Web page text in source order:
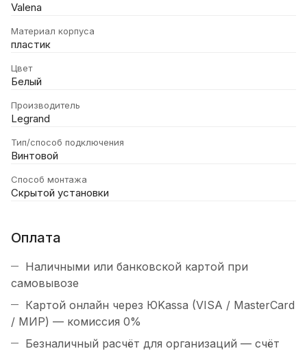
Valena
Материал корпуса
пластик
Цвет
Белый
Производитель
Legrand
Тип/способ подключения
Винтовой
Способ монтажа
Скрытой установки
Оплата
Наличными или банковской картой при
самовывозе
Картой онлайн через ЮKassa (VISA / MasterCard
/ МИР) — комиссия 0%
Безналичный расчёт для организаций — счёт